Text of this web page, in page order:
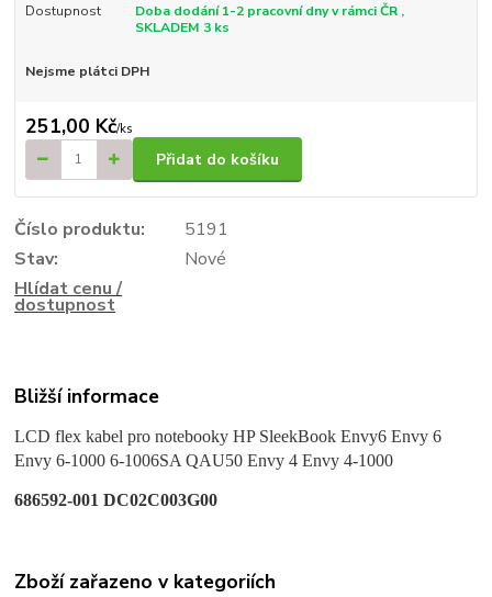
Dostupnost
Doba dodání 1-2 pracovní dny v rámci ČR ,
SKLADEM 3 ks
Nejsme plátci DPH
251,00 Kč/ks
Přidat do košíku
Číslo produktu:
5191
Stav:
Nové
Hlídat cenu /
dostupnost
Bližší informace
LCD flex kabel pro notebookyHP SleekBookEnvy6Envy 6
Envy 6-1000 6-1006SA QAU50 Envy 4 Envy 4-1000
686592-001 DC02C003G00
Zboží zařazeno v kategoriích